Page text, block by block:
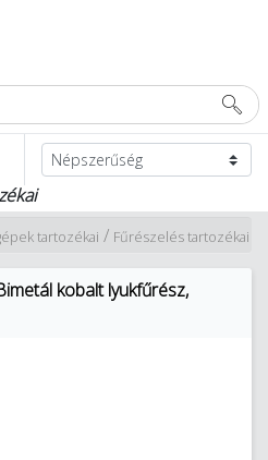
Fűrészelés tartozékai
/
tartozékai
kobalt lyukfűrész,